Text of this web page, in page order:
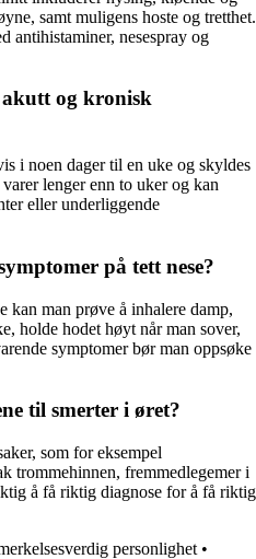
samt muligens hoste og tretthet.
antihistaminer, nesespray og
og kronisk
i noen dager til en uke og skyldes
lenger enn to uker og kan
eller underliggende
på tett nese?
kan man prøve å inhalere damp,
holde hodet høyt når man sover,
symptomer bør man oppsøke
til smerter i øret?
som for eksempel
trommehinnen, fremmedlegemer i
å få riktig diagnose for å få riktig
personlighet •